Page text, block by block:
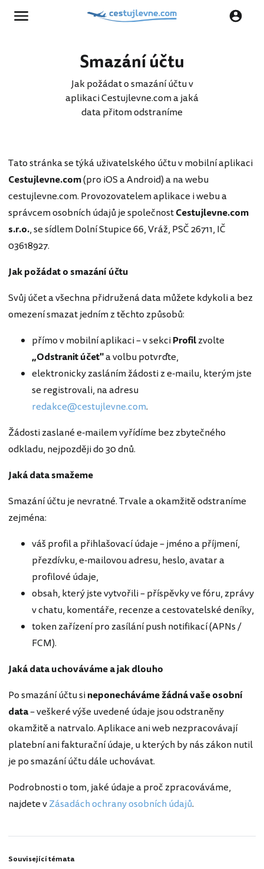
Smazání účtu
Jak požádat o smazání účtu v
aplikaci Cestujlevne.com a jaká
data přitom odstraníme
Tato stránka se týká uživatelského účtu v mobilní aplikaci
Cestujlevne.com(pro iOS a Android) a na webu
cestujlevne.com. Provozovatelem aplikace i webu a
správcem osobních údajů je společnostCestujlevne.com
s.r.o., se sídlem Dolní Stupice 66, Vráž, PSČ 26711, IČ
03618927.
Jak požádat o smazání účtu
Svůj účet a všechna přidružená data můžete kdykoli a bez
omezení smazat jedním z těchto způsobů:
přímo v mobilní aplikaci – v sekciProfilzvolte
„Odstranit účet"a volbu potvrďte,
elektronicky zasláním žádosti z e-mailu, kterým jste
se registrovali, na adresu
redakce@cestujlevne.com.
Žádosti zaslané e-mailem vyřídíme bez zbytečného
odkladu, nejpozději do 30 dnů.
Jaká data smažeme
Smazání účtu je nevratné. Trvale a okamžitě odstraníme
zejména:
váš profil a přihlašovací údaje – jméno a příjmení,
přezdívku, e-mailovou adresu, heslo, avatar a
profilové údaje,
obsah, který jste vytvořili – příspěvky ve fóru, zprávy
v chatu, komentáře, recenze a cestovatelské deníky,
token zařízení pro zasílání push notifikací (APNs /
FCM).
Jaká data uchováváme a jak dlouho
Po smazání účtu sineponecháváme žádná vaše osobní
data– veškeré výše uvedené údaje jsou odstraněny
okamžitě a natrvalo. Aplikace ani web nezpracovávají
platební ani fakturační údaje, u kterých by nás zákon nutil
je po smazání účtu dále uchovávat.
Podrobnosti o tom, jaké údaje a proč zpracováváme,
najdete vZásadách ochrany osobních údajů.
Související témata